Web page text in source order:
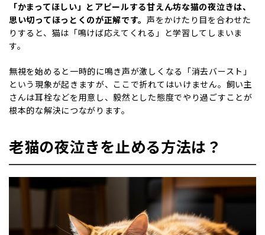
「かまってほしい」とアピールする甘えん坊な猫の夜泣きは、
思い切ってほっとくのが正解です。声をかけたり目を合わせた
りすると、猫は「鳴けば応えてくれる」と学習してしまいま
す。
無視を始めると一時的に鳴き声が激しくなる「消去バースト」
という現象が起きますが、ここで折れてはいけません。飼い主
さんは耳栓などを用意し、毅然とした態度でやり過ごすことが
根本的な解決につながります。
老猫の夜泣きを止める方法は？